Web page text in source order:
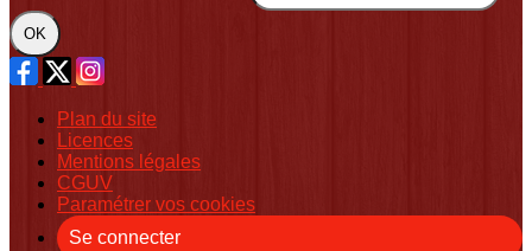
OK
Plan du site
Licences
Mentions légales
CGUV
Paramétrer vos cookies
Se connecter